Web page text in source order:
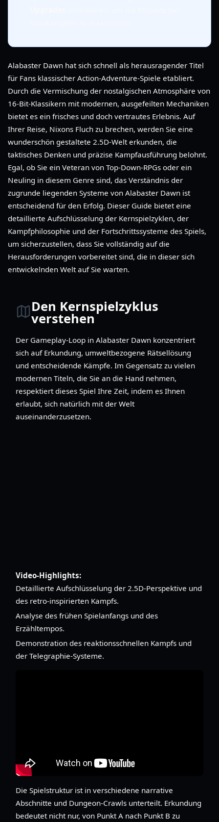
Alabaster Dawn hat sich schnell als herausragender Titel
für Fans klassischer Action-Adventure-Spiele etabliert.
Durch die Vermischung der nostalgischen Atmosphäre von
16-Bit-Klassikern mit modernen, ausgefeilten Mechaniken
bietet es ein frisches und doch vertrautes Erlebnis. Auf
Ihrer Reise, Nixons Fluch zu brechen, werden Sie eine
wunderschön gestaltete 2.5D-Welt erkunden, die
taktisches Denken und präzise Kampfausführung belohnt.
Egal, ob Sie ein Veteran von Top-Down-RPGs oder ein
Neuling in diesem Genre sind, das Verständnis der
zugrunde liegenden Systeme von Alabaster Dawn ist
entscheidend für den Erfolg. Dieser Guide bietet eine
detaillierte Aufschlüsselung der Kernspielzyklen, der
Kampfphilosophie und der Fortschrittssysteme des Spiels,
um sicherzustellen, dass Sie vollständig auf die
Herausforderungen vorbereitet sind, die in dieser sich
entwickelnden Welt auf Sie warten.
Den Kernspielzyklus
verstehen
Der Gameplay-Loop in Alabaster Dawn konzentriert
sich auf Erkundung, umweltbezogene Rätsellösung
und entscheidende Kämpfe. Im Gegensatz zu vielen
modernen Titeln, die Sie an die Hand nehmen,
respektiert dieses Spiel Ihre Zeit, indem es Ihnen
erlaubt, sich natürlich mit der Welt
auseinanderzusetzen.
Video-Highlights:
Detaillierte Aufschlüsselung der 2.5D-Perspektive und
des retro-inspirierten Kampfs.
Analyse des frühen Spielanfangs und des
Erzähltempos.
Demonstration des reaktionsschnellen Kampfs und
der Telegraphie-Systeme.
Die Spielstruktur ist in verschiedene narrative
Abschnitte und Dungeon-Crawls unterteilt. Erkundung
bedeutet nicht nur, von Punkt A nach Punkt B zu